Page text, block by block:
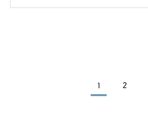
感情をエネルギーに
1 2